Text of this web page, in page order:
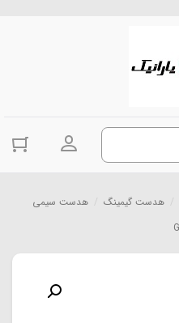
ورود به
هدست گیمینگ
هدست سیمی